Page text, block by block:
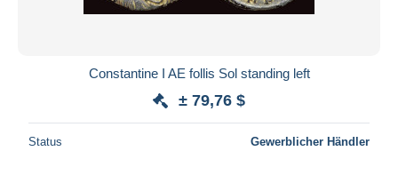
Constantine I AE follis Sol standing left
± 79,76 $
Status Gewerblicher Händler